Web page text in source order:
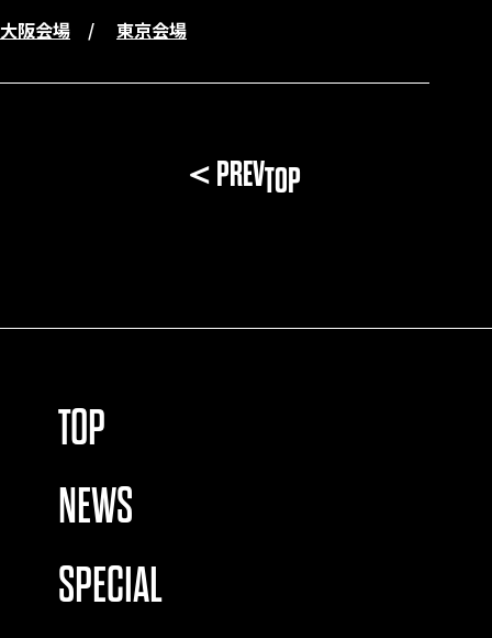
大阪会場 / 東京会場
＜PREVTOP
TOP
NEWS
SPECIAL